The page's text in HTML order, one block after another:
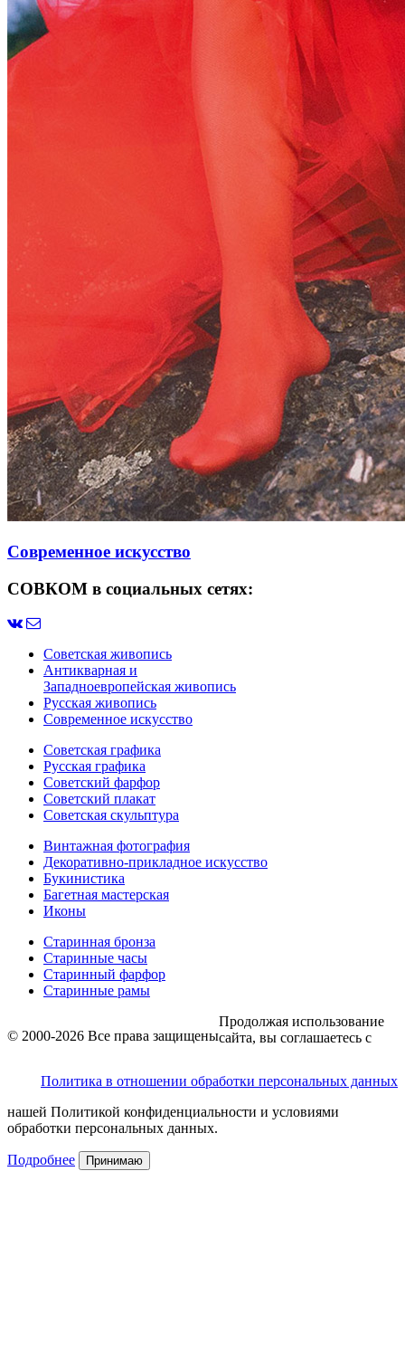
Современное искусство
СОВКОМ в социальных сетях:
Советская живопись
Антикварная и
Западноевропейская живопись
Русская живопись
Современное искусство
Советская графика
Русская графика
Советский фарфор
Советский плакат
Советская скульптура
Винтажная фотография
Декоративно-прикладное искусство
Букинистика
Багетная мастерская
Иконы
Старинная бронза
Старинные часы
Старинный фарфор
Старинные рамы
© 2000-2026 Все права защищены
Политика в отношении обработки персональных данных
Продолжая использование
сайта, вы соглашаетесь с
нашей Политикой конфиденциальности и условиями
обработки персональных данных.
Подробнее Принимаю